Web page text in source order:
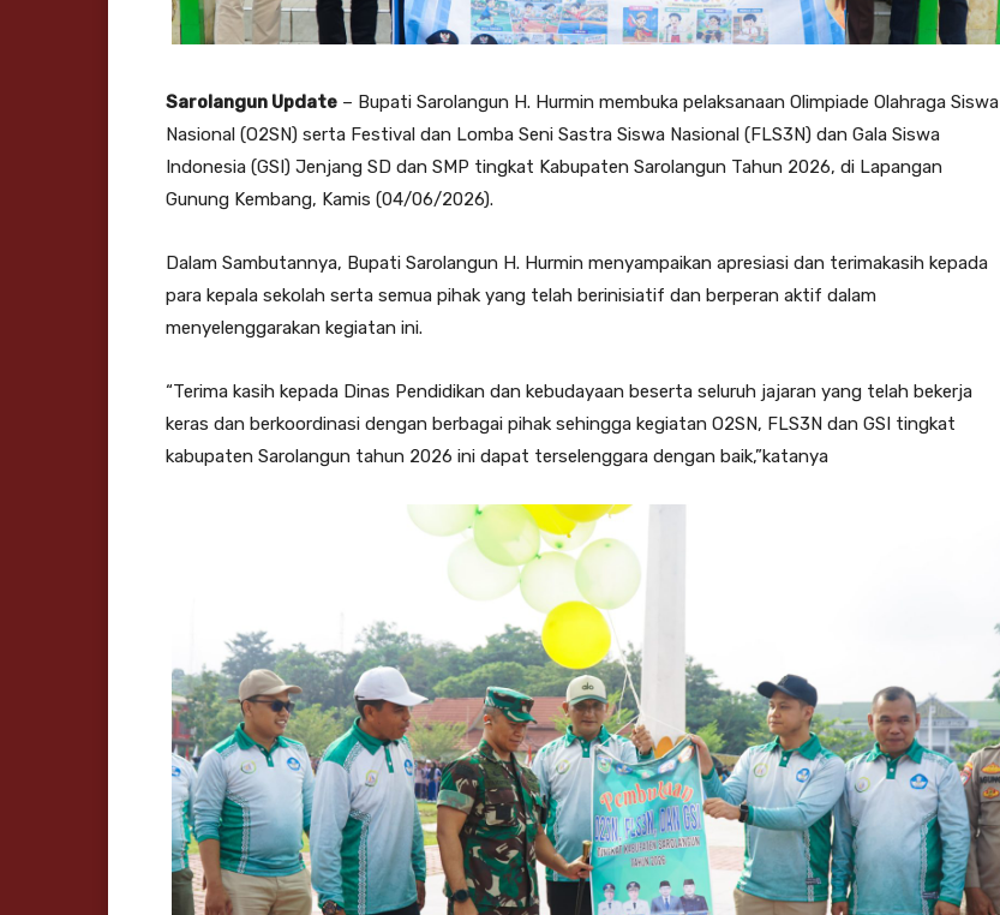
Sarolangun Update – Bupati Sarolangun H. Hurmin membuka pelaksanaan Olimpiade Olahraga Siswa
Nasional (O2SN) serta Festival dan Lomba Seni Sastra Siswa Nasional (FLS3N) dan Gala Siswa
Indonesia (GSI) Jenjang SD dan SMP tingkat Kabupaten Sarolangun Tahun 2026, di Lapangan
Gunung Kembang, Kamis (04/06/2026).
Dalam Sambutannya, Bupati Sarolangun H. Hurmin menyampaikan apresiasi dan terimakasih kepada
para kepala sekolah serta semua pihak yang telah berinisiatif dan berperan aktif dalam
menyelenggarakan kegiatan ini.
“Terima kasih kepada Dinas Pendidikan dan kebudayaan beserta seluruh jajaran yang telah bekerja
keras dan berkoordinasi dengan berbagai pihak sehingga kegiatan O2SN, FLS3N dan GSI tingkat
kabupaten Sarolangun tahun 2026 ini dapat terselenggara dengan baik,”katanya